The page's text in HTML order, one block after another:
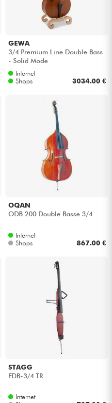
GEWA
3/4 Premium Line Double Bass
- Solid Mode
Internet
Shops
3034.00 €
OQAN
ODB 200 Double Basse 3/4
Internet
Shops
867.00 €
STAGG
EDB-3/4 TR
Internet